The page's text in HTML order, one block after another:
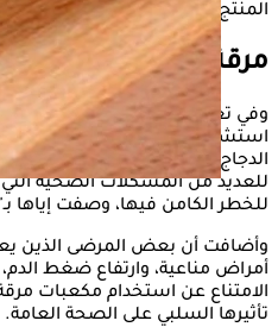
المنتج كـ"خطر صحي"، ونصحت
مرقة الدجاج..
وفي تعليقها على هذه القضية،
استشاري التغذية العلاجية، في
الدجاج ليست مجرد إضافة
للعديد من المشكلات الصحية
للخطر الكامن فيها، وصفت إياها
وأضافت أن بعض المرضى الذين
أمراض مناعية، وارتفاع ضغط
الامتناع عن استخدام مكعبات
تأثيرها السلبي على الصحة العامة.